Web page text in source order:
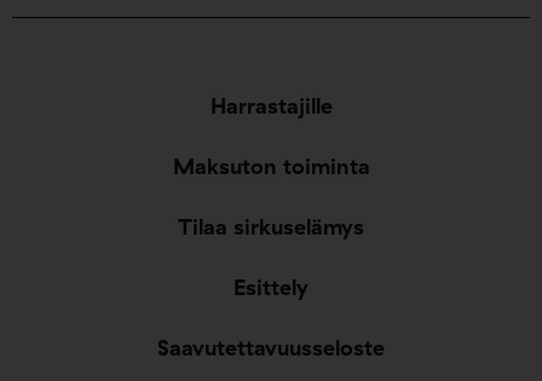
Harrastajille
Maksuton toiminta
Tilaa sirkuselämys
Esittely
Saavutettavuusseloste